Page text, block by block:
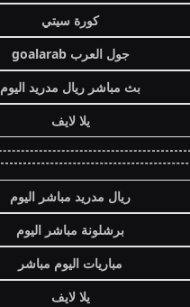
كورة سيتي
جول العرب goalarab
بث مباشر ريال مدريد اليوم
يلا لايف
ريال مدريد مباشر اليوم
برشلونة مباشر اليوم
مباريات اليوم مباشر
يلا لايف